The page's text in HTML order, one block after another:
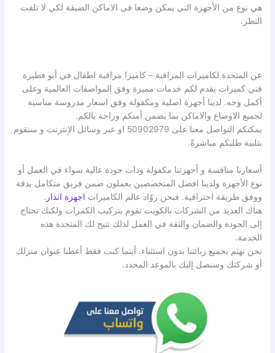
هي نوع من الأجهزة التي يمكن وضعا في الاماكن الضيقة لكي لا تلفت
النظر.
عن المتحدة لكاميرات المراقبة – كاميرا مراقبة اطفال في أبو فطيرة
فني كميرات يقدم لكم خدمات مميزة وفق المواصفات العالمية وعلى
أكمل وجه. لدينا أجهزة اصلية ومكفولة وفق اسعار مدروسة مناسبة
لجميع الاوضاع والاماكن بما يضمن أمنكم وراحة بالكم.
يمكنكم التواصل معنا على 50902979 او عبر وسائل الإنترنت و سنقوم
بتلبية طلبكم مباشرةً.
أسعارنا منافسة و أجهزتنا مكفولة وذات جودة عالية سواء في العمل أو
نوع الأجهزة ولدينا افضل المتخصصين يعملون ضمن فريق متكامل بدقة
ووفق طريقة احترافية. فنحن روّاد عالم الكاميرات اجهزة انذار .
هناك العديد من الشركات بالكويت تقوم بتركيب الكمرات ولكنك تحتاج
إلى الجودة والضمان والثقة في العمل لذلك تتيح لك المتحدة هذه
الخدمة.
نحن نهتم بجميع زبائننا بدون استثناء. أينما كنت فقط أعطنا عنوان منزلك
أو شركتك وسنصل إليك بالموعد المحدد.